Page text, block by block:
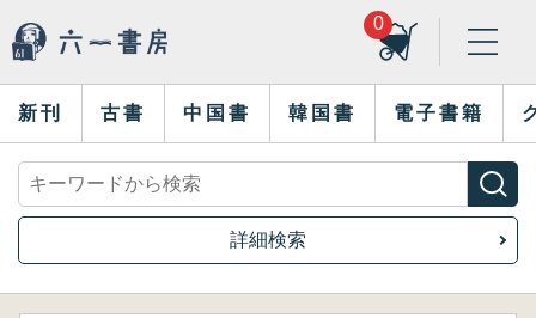
0
新刊 古書 中国書 韓国書 電子書籍
詳細検索